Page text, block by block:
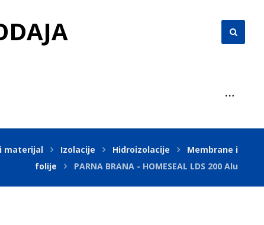
materijal Izolacije Hidroizolacije
Membrane i
folije
PARNA BRANA - HOMESEAL LDS 200 Alu